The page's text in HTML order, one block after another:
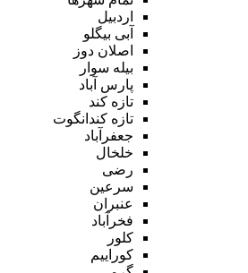
اردبیل
آبی بیگلو
اصلان دوز
بیله سوار
پارس آباد
تازه کند
تازه کندانگوت
جعفرآباد
خلخال
رضی
سرعین
عنبران
فخرآباد
کلور
کوراییم